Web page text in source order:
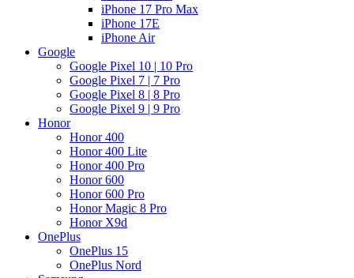
iPhone 17 Pro Max
iPhone 17E
iPhone Air
Google
Google Pixel 10 | 10 Pro
Google Pixel 7 | 7 Pro
Google Pixel 8 | 8 Pro
Google Pixel 9 | 9 Pro
Honor
Honor 400
Honor 400 Lite
Honor 400 Pro
Honor 600
Honor 600 Pro
Honor Magic 8 Pro
Honor X9d
OnePlus
OnePlus 15
OnePlus Nord